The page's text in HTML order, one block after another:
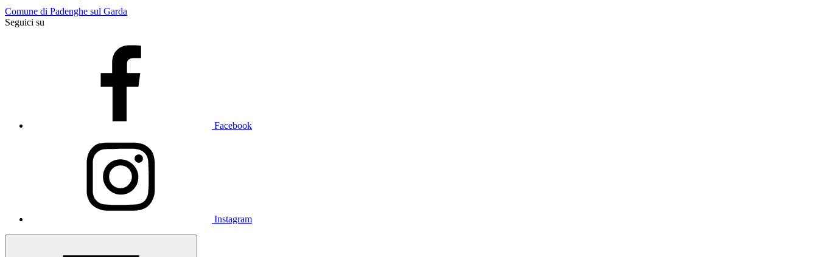
Comune di Padenghe sul Garda
Seguici su
Facebook
Instagram